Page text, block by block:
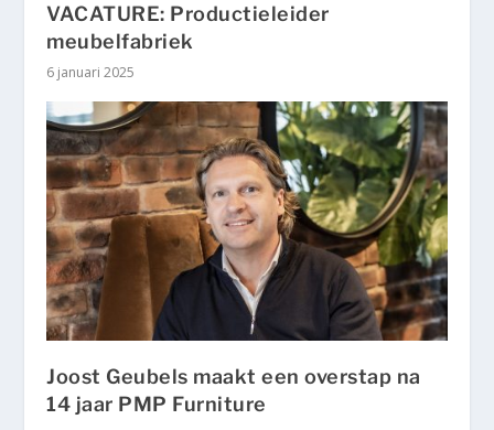
VACATURE: Productieleider
meubelfabriek
6 januari 2025
Joost Geubels maakt een overstap na
14 jaar PMP Furniture